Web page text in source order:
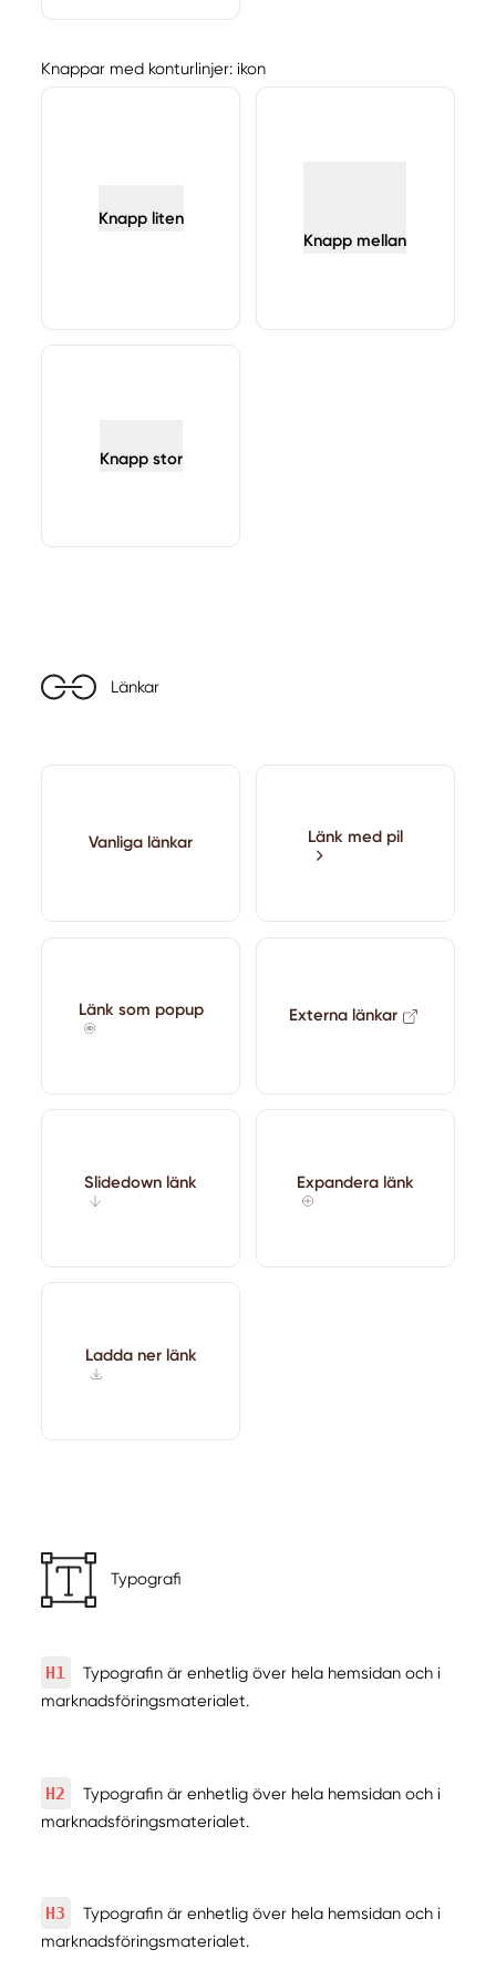
Knappar med konturlinjer: ikon
Knapp liten
Knapp mellan
Knapp stor
Länkar
Vanliga länkar Länk med pil
Länk som popup Externa länkar
Slidedown länk Expandera länk
Ladda ner länk
Typografi
H1
Typografin är enhetlig över hela hemsidan och i
marknadsföringsmaterialet.
H2
Typografin är enhetlig över hela hemsidan och i
marknadsföringsmaterialet.
H3
Typografin är enhetlig över hela hemsidan och i
marknadsföringsmaterialet.